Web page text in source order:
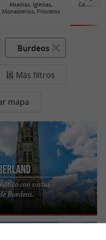
Abadias, Iglesias,
Monasterios, Prioratos
Castillos /
Burdeos
Más filtros
mapa
con vistas
Burdeos.